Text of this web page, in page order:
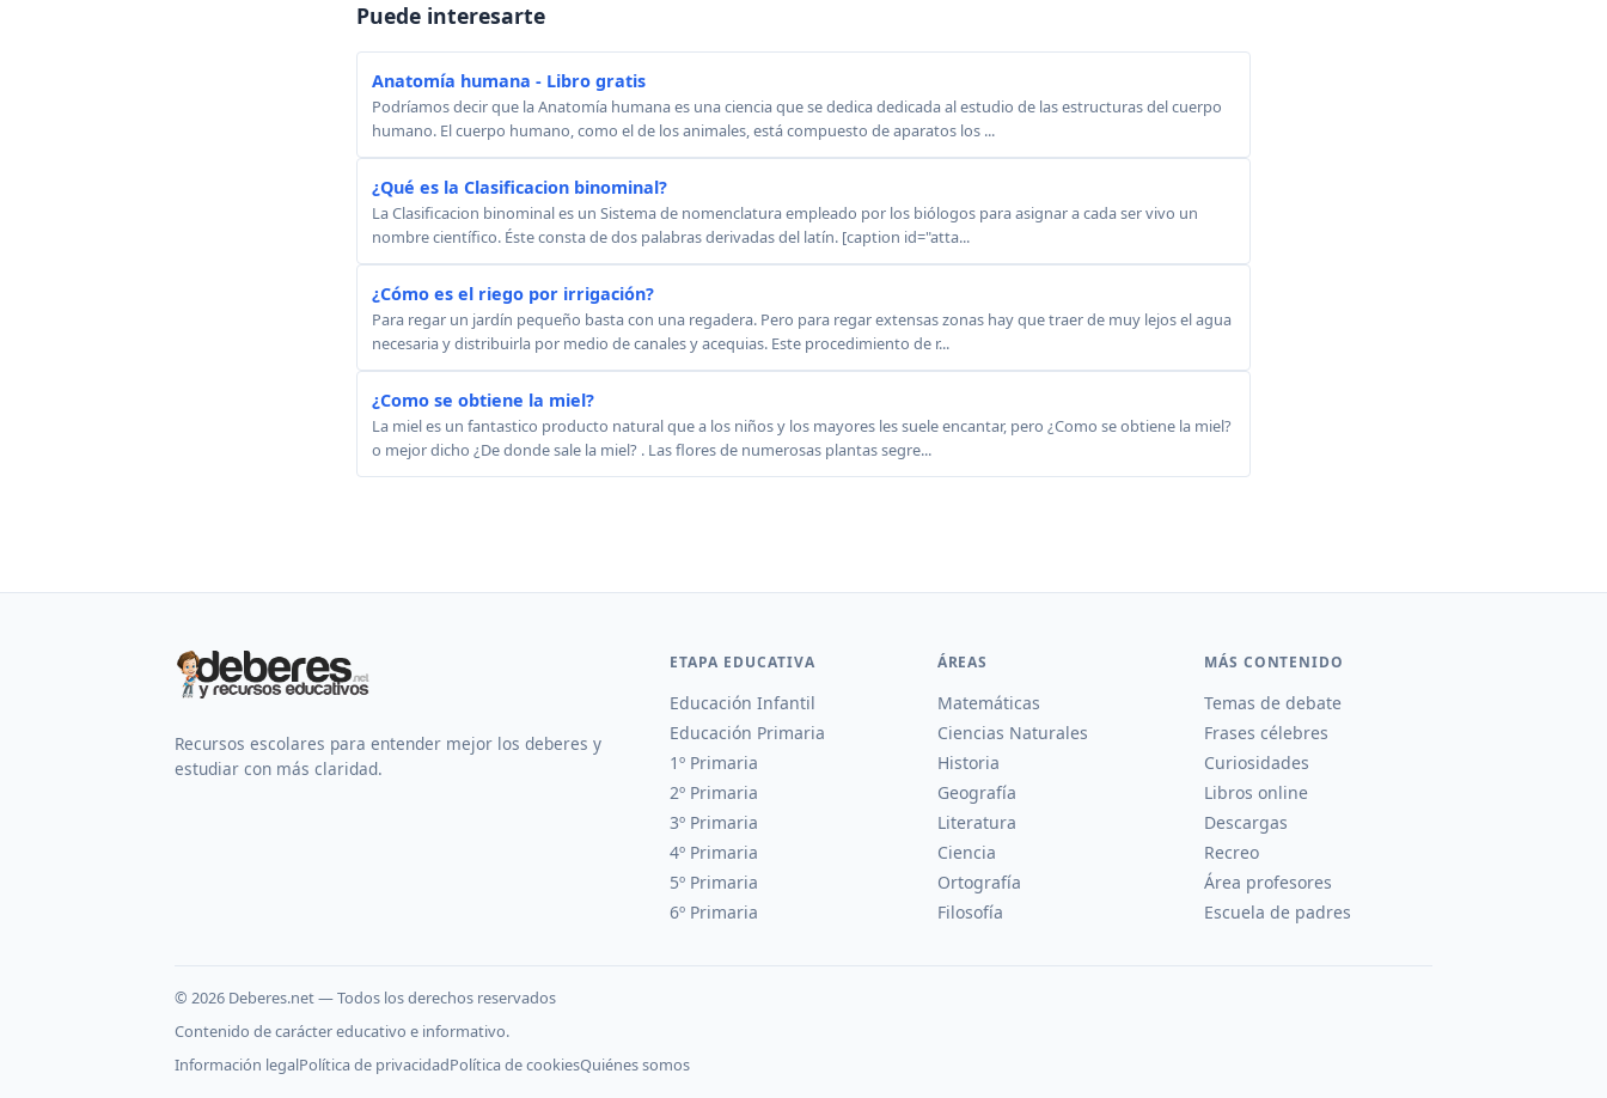
Puede interesarte
Anatomía humana - Libro gratis
Podríamos decir que la Anatomía humana es una ciencia que se dedica dedicada al estudio de las estructuras del cuerpo
humano. El cuerpo humano, como el de los animales, está compuesto de aparatos los ...
¿Qué es la Clasificacion binominal?
La Clasificacion binominal es un Sistema de nomenclatura empleado por los biólogos para asignar a cada ser vivo un
nombre científico. Éste consta de dos palabras derivadas del latín. [caption id="atta...
¿Cómo es el riego por irrigación?
Para regar un jardín pequeño basta con una regadera. Pero para regar extensas zonas hay que traer de muy lejos el agua
necesaria y distribuirla por medio de canales y acequias. Este procedimiento de r...
¿Como se obtiene la miel?
La miel es un fantastico producto natural que a los niños y los mayores les suele encantar, pero ¿Como se obtiene la miel?
o mejor dicho ¿De donde sale la miel? . Las flores de numerosas plantas segre...
Recursos escolares para entender mejor los deberes y
estudiar con más claridad.
ETAPA EDUCATIVA
Educación Infantil
Educación Primaria
1º Primaria
2º Primaria
3º Primaria
4º Primaria
5º Primaria
6º Primaria
ÁREAS
Matemáticas
Ciencias Naturales
Historia
Geografía
Literatura
Ciencia
Ortografía
Filosofía
MÁS CONTENIDO
Temas de debate
Frases célebres
Curiosidades
Libros online
Descargas
Recreo
Área profesores
Escuela de padres
© 2026 Deberes.net — Todos los derechos reservados
Contenido de carácter educativo e informativo.
Información legalPolítica de privacidadPolítica de cookiesQuiénes somos